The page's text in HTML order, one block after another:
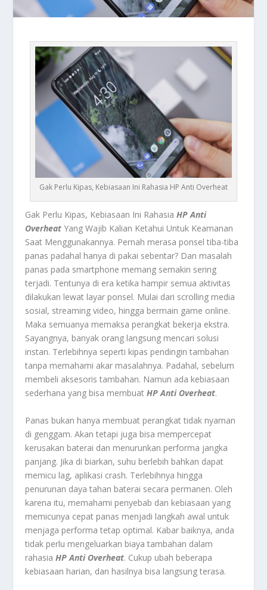
Gak Perlu Kipas, Kebiasaan Ini Rahasia HP Anti Overheat
Gak Perlu Kipas, Kebiasaan Ini RahasiaHP Anti
Overheat Yang Wajib Kalian Ketahui Untuk Keamanan
Saat Menggunakannya. Pernah merasa ponsel tiba-tiba
panas padahal hanya di pakai sebentar? Dan masalah
panas pada smartphone memang semakin sering
terjadi. Tentunya di era ketika hampir semua aktivitas
dilakukan lewat layar ponsel. Mulai dari scrolling media
sosial, streaming video, hingga bermain game online.
Maka semuanya memaksa perangkat bekerja ekstra.
Sayangnya, banyak orang langsung mencari solusi
instan. Terlebihnya seperti kipas pendingin tambahan
tanpa memahami akar masalahnya. Padahal, sebelum
membeli aksesoris tambahan. Namun ada kebiasaan
sederhana yang bisa membuatHP Anti Overheat.
Panas bukan hanya membuat perangkat tidak nyaman
di genggam. Akan tetapi juga bisa mempercepat
kerusakan baterai dan menurunkan performa jangka
panjang. Jika di biarkan, suhu berlebih bahkan dapat
memicu lag, aplikasi crash. Terlebihnya hingga
penurunan daya tahan baterai secara permanen. Oleh
karena itu, memahami penyebab dan kebiasaan yang
memicunya cepat panas menjadi langkah awal untuk
menjaga performa tetap optimal. Kabar baiknya, anda
tidak perlu mengeluarkan biaya tambahan dalam
rahasiaHP Anti Overheat. Cukup ubah beberapa
kebiasaan harian, dan hasilnya bisa langsung terasa.